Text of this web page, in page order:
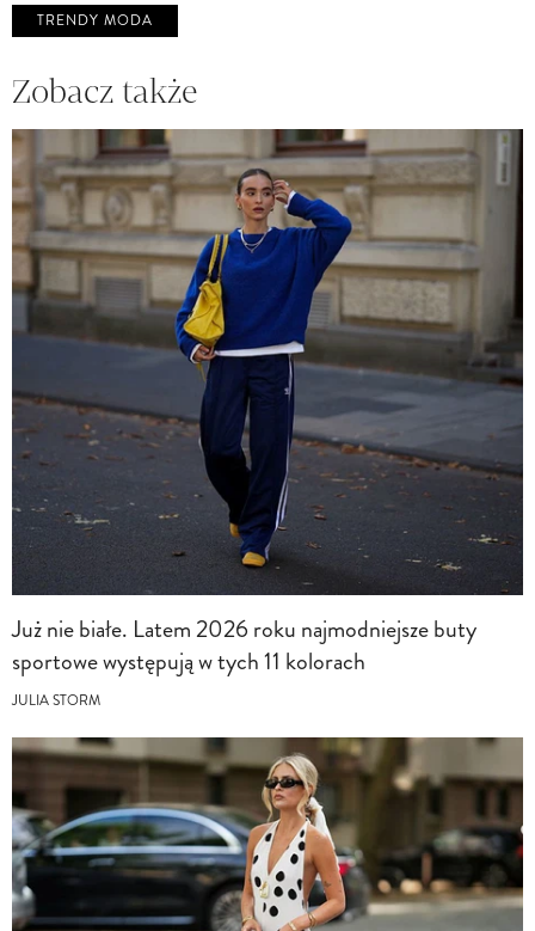
TRENDY MODA
Zobacz także
Już nie białe. Latem 2026 roku najmodniejsze buty
sportowe występują w tych 11 kolorach
JULIA STORM